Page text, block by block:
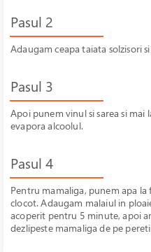
Pasul 2
Adaugam ceapa taiata solzisori
Pasul 3
Apoi punem vinul si sarea si mai
evapora alcoolul.
Pasul 4
Pentru mamaliga, punem apa la
clocot. Adaugam malaiul in
acoperit pentru 5 minute, apoi
dezlipeste mamaliga de pe